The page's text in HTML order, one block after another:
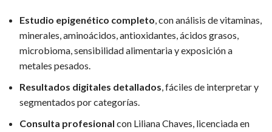
Estudio epigenético completo, con análisis de vitaminas,
minerales, aminoácidos, antioxidantes, ácidos grasos,
microbioma, sensibilidad alimentaria y exposición a
metales pesados.
Resultados digitales detallados, fáciles de interpretar y
segmentados por categorías.
Consulta profesional con Liliana Chaves, licenciada en